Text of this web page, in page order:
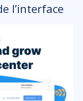
l’interface